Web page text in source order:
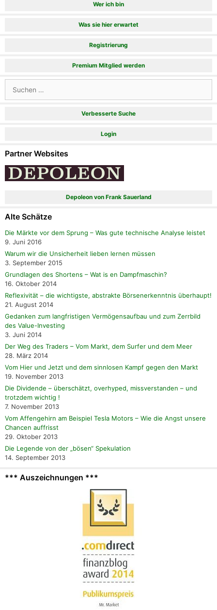
Wer ich bin
Was sie hier erwartet
Registrierung
Premium Mitglied werden
nach:
Verbesserte Suche
Login
Partner Websites
Depoleon von Frank Sauerland
Alte Schätze
Die Märkte vor dem Sprung – Was gute technische Analyse leistet
9. Juni 2016
Warum wir die Unsicherheit lieben lernen müssen
3. September 2015
Grundlagen des Shortens – Wat is en Dampfmaschin?
16. Oktober 2014
Reflexivität – die wichtigste, abstrakte Börsenerkenntnis überhaupt!
21. August 2014
Gedanken zum langfristigen Vermögensaufbau und zum Zerrbild
des Value-Investing
3. Juni 2014
Der Weg des Traders – Vom Markt, dem Surfer und dem Meer
28. März 2014
Vom Hier und Jetzt und dem sinnlosen Kampf gegen den Markt
19. November 2013
Die Dividende – überschätzt, overhyped, missverstanden – und
trotzdem wichtig !
7. November 2013
Vom Affengehirn am Beispiel Tesla Motors – Wie die Angst unsere
Chancen auffrisst
29. Oktober 2013
Die Legende von der „bösen“ Spekulation
14. September 2013
*** Auszeichnungen ***